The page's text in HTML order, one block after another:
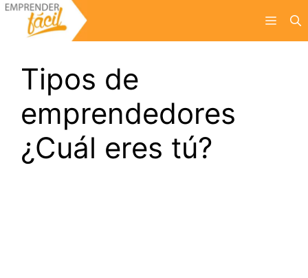
Saltar
Menú
Tipos de
emprendedores
¿Cuál eres tú?